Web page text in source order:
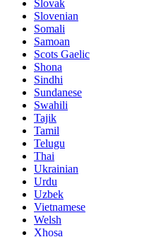
Slovak
Slovenian
Somali
Samoan
Scots Gaelic
Shona
Sindhi
Sundanese
Swahili
Tajik
Tamil
Telugu
Thai
Ukrainian
Urdu
Uzbek
Vietnamese
Welsh
Xhosa